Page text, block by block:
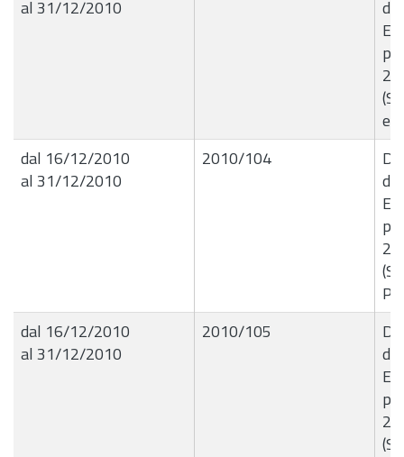
al 31/12/2010
ed
dal 16/12/2010
al 31/12/2010
2010/104
dal 16/12/2010
al 31/12/2010
2010/105